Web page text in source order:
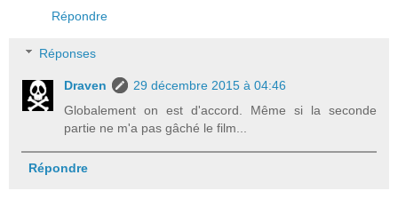
Répondre
Réponses
Draven
29 décembre 2015 à 04:46
Globalement on est d'accord. Même si la seconde
partie ne m'a pas gâché le film...
Répondre